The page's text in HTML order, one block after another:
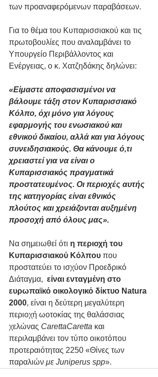
των προαναφερόμενων παραβάσεων.
Για το θέμα του Κυπαρισσιακού και τις
πρωτοβουλίες που αναλαμβάνει το
Υπουργείο Περιβάλλοντος και
Ενέργειας, ο κ. Χατζηδάκης δηλώνει:
«Είμαστε αποφασισμένοι να
βάλουμε τάξη στον Κυπαρισσιακό
Κόλπο, όχι μόνο για λόγους
εφαρμογής του ενωσιακού και
εθνικού δικαίου, αλλά και για λόγους
συνειδησιακούς. Θα κάνουμε ό,τι
χρειαστεί για να είναι ο
Κυπαρισσιακός πραγματικά
προστατευμένος. Οι περιοχές αυτής
της κατηγορίας είναι εθνικός
πλούτος και χρειάζονται αυξημένη
προσοχή από όλους μας».
Να σημειωθεί ότι η περιοχή του
Κυπαρισσιακού Κόλπου που
προστατεύει το ισχύον Προεδρικό
Διάταγμα, είναι ενταγμένη στο
ευρωπαϊκό οικολογικό δίκτυο Natura
2000, είναι η δεύτερη μεγαλύτερη
περιοχή ωοτοκίας της θαλάσσιας
χελώνας CarettaCaretta και
περιλαμβάνει τον τύπο οικοτόπου
προτεραιότητας 2250 «Θίνες των
παραλιών με Juniperus spp».